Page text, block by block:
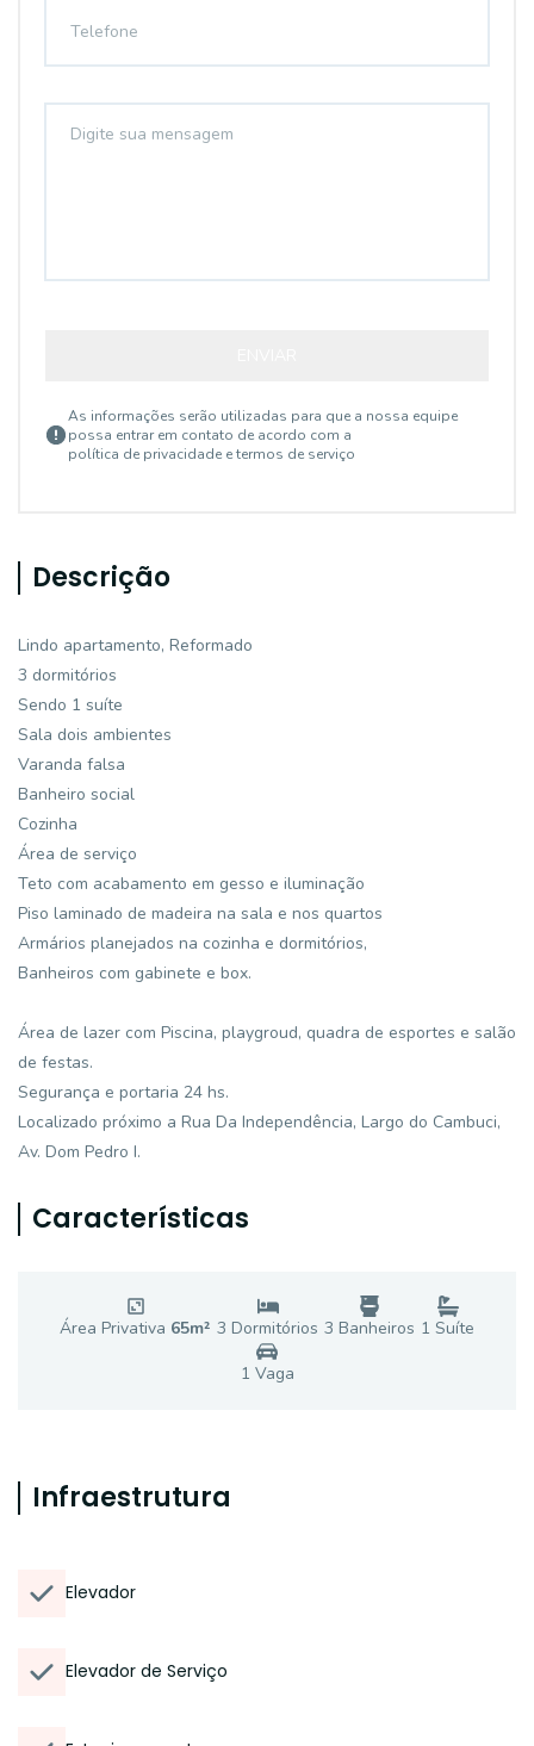
As informações serão utilizadas para que a nossa equipe
possa entrar em contato de acordo com a
política de privacidade e termos de serviço
Descrição
Lindo apartamento, Reformado
3 dormitórios
Sendo 1 suíte
Sala dois ambientes
Varanda falsa
Banheiro social
Cozinha
Área de serviço
Teto com acabamento em gesso e iluminação
Piso laminado de madeira na sala e nos quartos
Armários planejados na cozinha e dormitórios,
Banheiros com gabinete e box.
Área de lazer com Piscina, playgroud, quadra de esportes e salão
de festas.
Segurança e portaria 24 hs.
Localizado próximo a Rua Da Independência, Largo do Cambuci,
Av. Dom Pedro I.
Características
Área Privativa 65m² 3 Dormitórios 3 Banheiros 1 Suíte
1 Vaga
Infraestrutura
Elevador
Elevador de Serviço